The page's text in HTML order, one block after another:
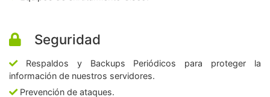
Seguridad
Respaldos y Backups Periódicos para proteger la
información de nuestros servidores.
Prevención de ataques.